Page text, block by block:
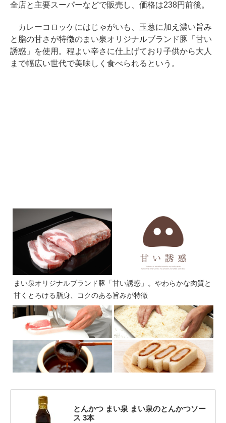
全店と主要スーパーなどで販売し、価格は238円前後。
カレーコロッケにはじゃがいも、玉葱に加え濃い旨み
と脂の甘さが特徴のまい泉オリジナルブランド豚「甘い
誘惑」を使用。程よい辛さに仕上げており子供から大人
まで幅広い世代で美味しく食べられるという。
まい泉オリジナルブランド豚「甘い誘惑」。やわらかな肉質と
甘くとろける脂身、コクのある旨みが特徴
とんかつ まい泉 まい泉のとんかつソー
ス 3本